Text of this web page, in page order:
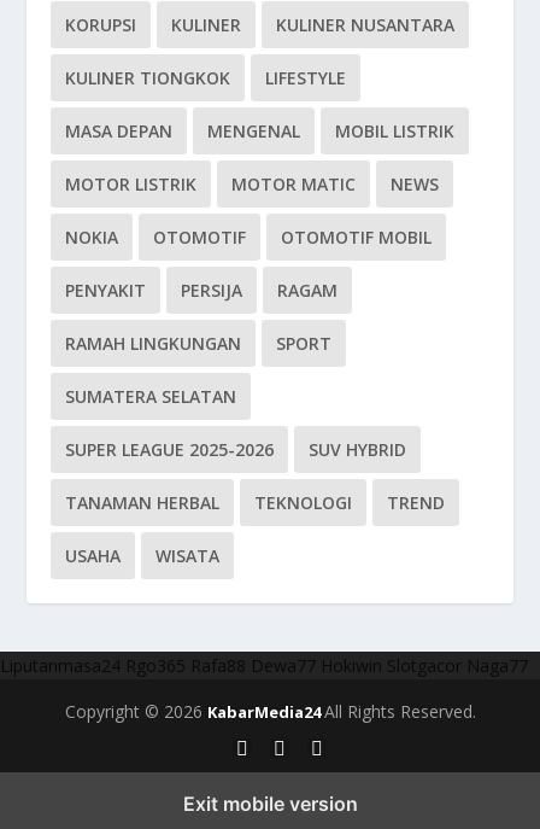
KORUPSI KULINER KULINER NUSANTARA
KULINER TIONGKOK LIFESTYLE
MASA DEPAN MENGENAL MOBIL LISTRIK
MOTOR LISTRIK MOTOR MATIC NEWS
NOKIA OTOMOTIF OTOMOTIF MOBIL
PENYAKIT PERSIJA RAGAM
RAMAH LINGKUNGAN SPORT
SUMATERA SELATAN
SUPER LEAGUE 2025-2026 SUV HYBRID
TANAMAN HERBAL TEKNOLOGI TREND
USAHA WISATA
Liputanmasa24 Rgo365 Rafa88 Dewa77 Hokiwin Slotgacor Naga77
Copyright © 2026 KabarMedia24All Rights Reserved.
Exit mobile version